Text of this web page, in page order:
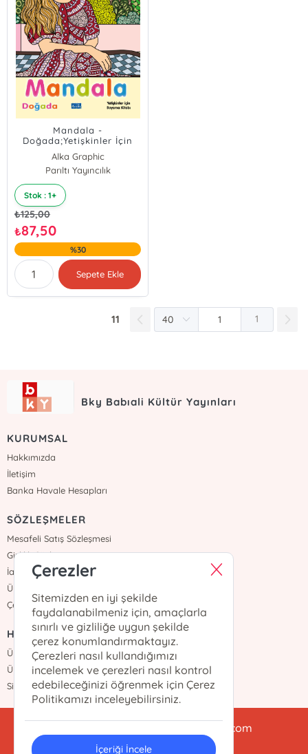
Mandala -
Doğada;Yetişkinler İçin
Boyama Kitabı
Alka Graphic
Parıltı Yayıncılık
Stok : 1+
₺125,00
₺87,50
%30
Sepete Ekle
11 1
Bky Babıali Kültür Yayınları
KURUMSAL
Hakkımızda
İletişim
Banka Havale Hesapları
SÖZLEŞMELER
Mesafeli Satış Sözleşmesi
Gizlilik Sözleşmesi
İade ve Teslimat
Üyelik Sözleşmesi
Çerez Politikası
HIZLI ERİŞİM
Üye Ol
Üye Girişi
Sipariş Takip
babialikulturyayinlari@gmail.com
Çerezler
Sitemizden en iyi şekilde
faydalanabilmeniz için, amaçlarla
sınırlı ve gizliliğe uygun şekilde
çerez konumlandırmaktayız.
Çerezleri nasıl kullandığımızı
incelemek ve çerezleri nasıl kontrol
edebileceğinizi öğrenmek için Çerez
Politikamızı inceleyebilirsiniz.
İçeriği İncele